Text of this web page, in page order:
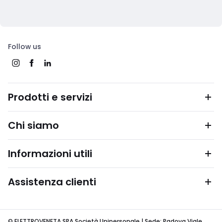
Follow us
Prodotti e servizi
Chi siamo
Informazioni utili
Assistenza clienti